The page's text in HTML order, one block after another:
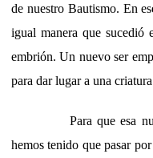
de nuestro Bautismo. En
igual manera que sucedió
embrión. Un nuevo ser
para dar lugar a una
Para que esa nueva
hemos tenido que pasar